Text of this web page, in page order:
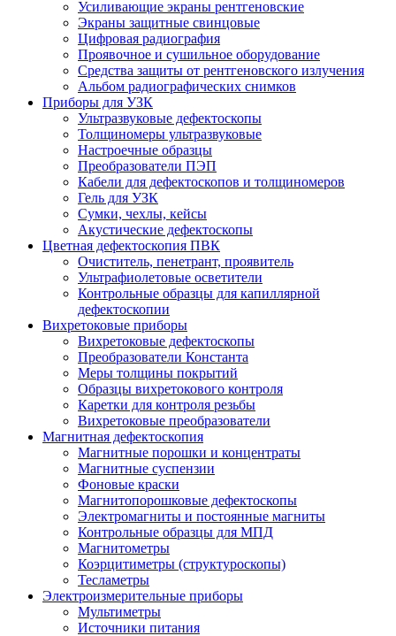
Усиливающие экраны рентгеновские
Экраны защитные свинцовые
Цифровая радиография
Проявочное и сушильное оборудование
Средства защиты от рентгеновского излучения
Альбом радиографических снимков
Приборы для УЗК
Ультразвуковые дефектоскопы
Толщиномеры ультразвуковые
Настроечные образцы
Преобразователи ПЭП
Кабели для дефектоскопов и толщиномеров
Гель для УЗК
Сумки, чехлы, кейсы
Акустические дефектоскопы
Цветная дефектоскопия ПВК
Очиститель, пенетрант, проявитель
Ультрафиолетовые осветители
Контрольные образцы для капиллярной
дефектоскопии
Вихретоковые приборы
Вихретоковые дефектоскопы
Преобразователи Константа
Меры толщины покрытий
Образцы вихретокового контроля
Каретки для контроля резьбы
Вихретоковые преобразователи
Магнитная дефектоскопия
Магнитные порошки и концентраты
Магнитные суспензии
Фоновые краски
Магнитопорошковые дефектоскопы
Электромагниты и постоянные магниты
Контрольные образцы для МПД
Магнитометры
Коэрцитиметры (структуроскопы)
Тесламетры
Электроизмерительные приборы
Мультиметры
Источники питания